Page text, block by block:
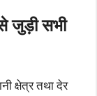
जुड़ी सभी
क्षेत्र तथा देर